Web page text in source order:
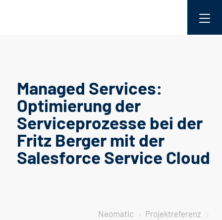
Managed Services:
Optimierung der
Serviceprozesse bei der
Fritz Berger mit der
Salesforce Service Cloud
Neomatic 5 Projektreferenz 5